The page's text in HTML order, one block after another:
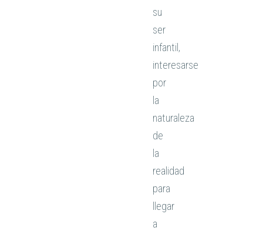
su
ser
infantil,
interesarse
por
la
naturaleza
de
la
realidad
para
llegar
a